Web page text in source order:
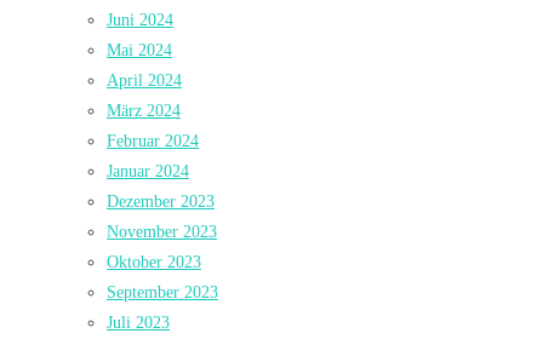
Juni 2024
Mai 2024
April 2024
März 2024
Februar 2024
Januar 2024
Dezember 2023
November 2023
Oktober 2023
September 2023
Juli 2023